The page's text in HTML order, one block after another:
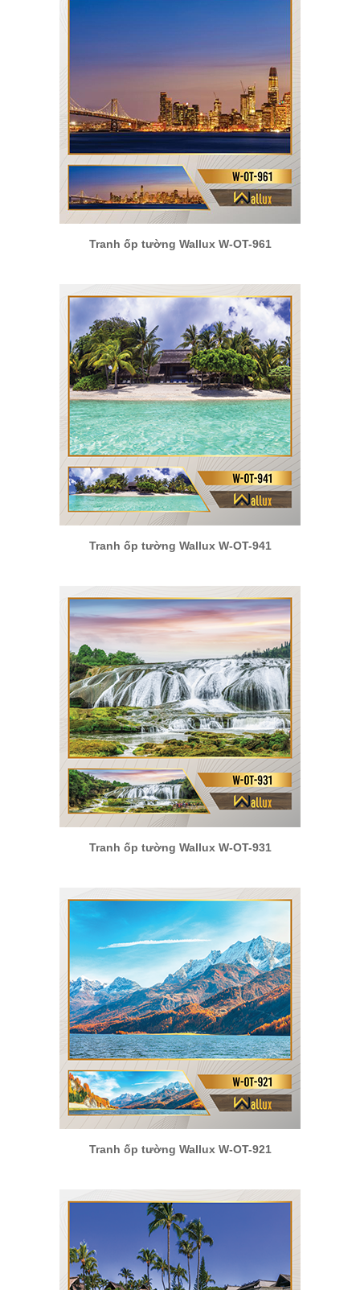
Tranh ốp tường Wallux W-OT-961
Tranh ốp tường Wallux W-OT-941
Tranh ốp tường Wallux W-OT-931
Tranh ốp tường Wallux W-OT-921